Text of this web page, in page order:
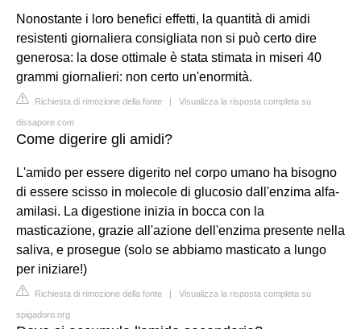
Nonostante i loro benefici effetti, la quantità di amidi
resistenti giornaliera consigliata non si può certo dire
generosa: la dose ottimale è stata stimata in miseri 40
grammi giornalieri: non certo un'enormità.
Richiesta di rimozione della fonte | Visualizza la risposta completa su
dissapore.com
Come digerire gli amidi?
L'amido per essere digerito nel corpo umano ha bisogno
di essere scisso in molecole di glucosio dall'enzima alfa-
amilasi. La digestione inizia in bocca con la
masticazione, grazie all'azione dell'enzima presente nella
saliva, e prosegue (solo se abbiamo masticato a lungo
per iniziare!)
Richiesta di rimozione della fonte | Visualizza la risposta completa su
spigadoro.org